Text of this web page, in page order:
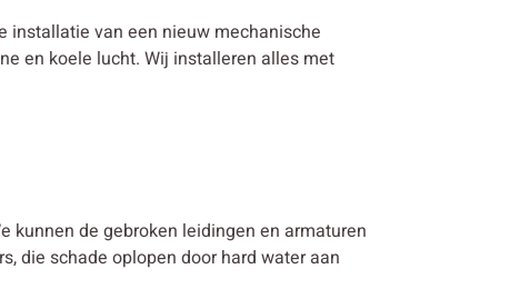
installatie van een nieuw mechanische
en koele lucht. Wij installeren alles met
kunnen de gebroken leidingen en armaturen
die schade oplopen door hard water aan